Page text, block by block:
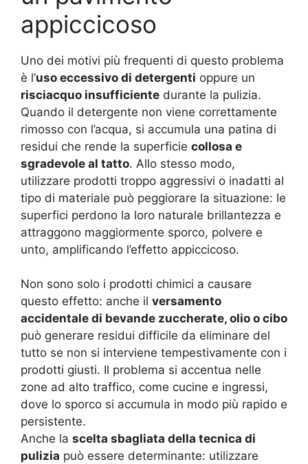
appiccicoso
Uno dei motivi più frequenti di questo problema
è l’uso eccessivo di detergenti oppure un
risciacquo insufficiente durante la pulizia.
Quando il detergente non viene correttamente
rimosso con l’acqua, si accumula una patina di
residui che rende la superficie collosa e
sgradevole al tatto. Allo stesso modo,
utilizzare prodotti troppo aggressivi o inadatti al
tipo di materiale può peggiorare la situazione: le
superfici perdono la loro naturale brillantezza e
attraggono maggiormente sporco, polvere e
unto, amplificando l’effetto appiccicoso.
Non sono solo i prodotti chimici a causare
questo effetto: anche il versamento
accidentale di bevande zuccherate, olio o cibo
può generare residui difficile da eliminare del
tutto se non si interviene tempestivamente con i
prodotti giusti. Il problema si accentua nelle
zone ad alto traffico, come cucine e ingressi,
dove lo sporco si accumula in modo più rapido e
persistente.
Anche la scelta sbagliata della tecnica di
pulizia può essere determinante: utilizzare